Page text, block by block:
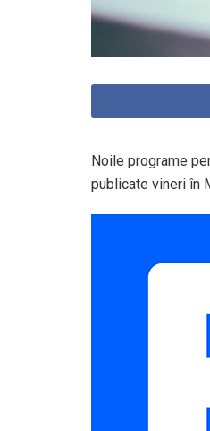
Noile programe
publicate vineri în